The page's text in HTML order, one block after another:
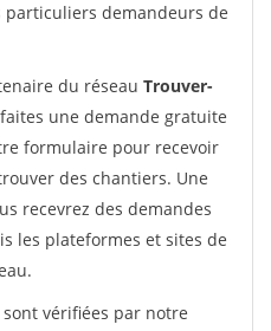
demandeurs de
du réseau Trouver-
une demande gratuite
formulaire pour recevoir
des chantiers. Une
recevrez des demandes
les plateformes et sites de
vérifiées par notre